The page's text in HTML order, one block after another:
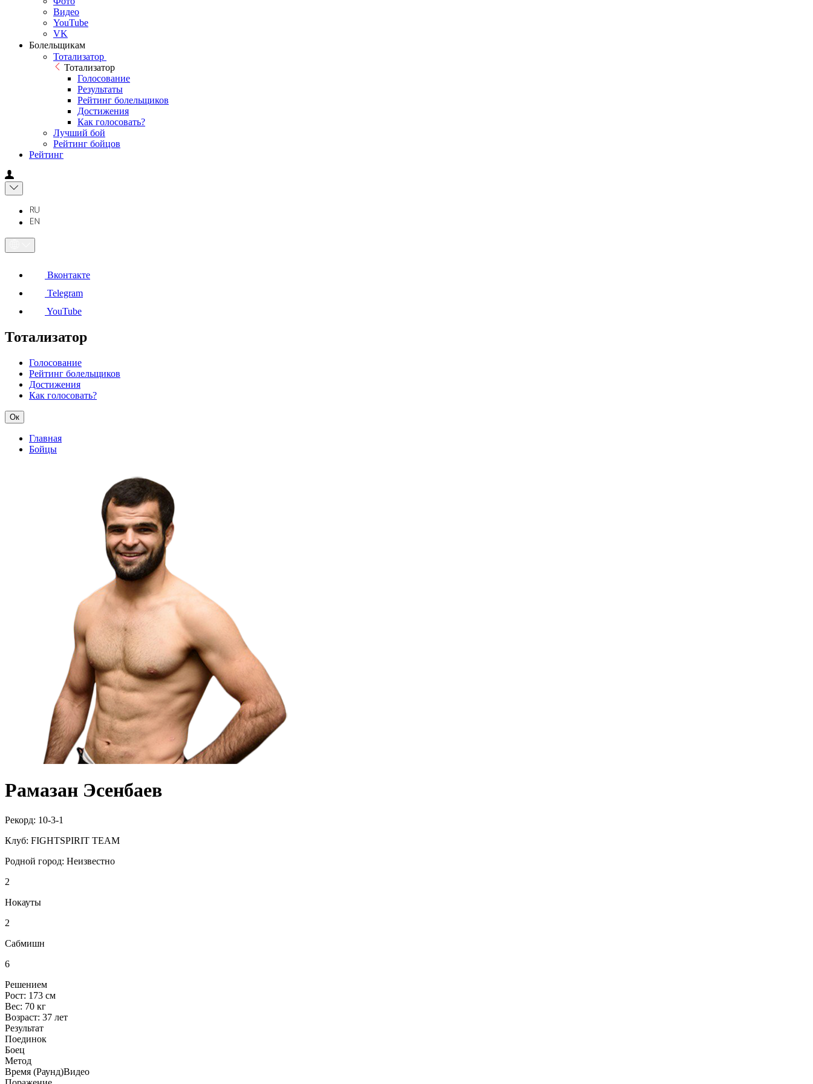
Видео
YouTube
VK
Болельщикам
Тотализатор
Тотализатор
Голосование
Результаты
Рейтинг болельщиков
Достижения
Как голосовать?
Лучший бой
Рейтинг бойцов
Рейтинг
Вконтакте
Telegram
YouTube
Тотализатор
Голосование
Рейтинг болельщиков
Достижения
Как голосовать?
Ок
Главная
Бойцы
Рамазан Эсенбаев
Рекорд: 10-3-1
Клуб: FIGHTSPIRIT TEAM
Родной город: Неизвестно
2
Нокауты
2
Сабмишн
6
Решением
Рост: 173 см
Вес: 70 кг
Возраст: 37 лет
Результат
Поединок
Боец
Метод
Время (Раунд)Видео